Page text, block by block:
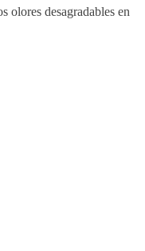
olores desagradables en